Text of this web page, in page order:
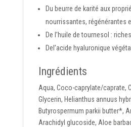
Du beurre de karité aux
nourrissantes, régénérantes
De l’huile de tournesol :
De l’acide hyaluronique végétal
Ingrédients
Aqua, Coco-caprylate/caprate,
Glycerin, Helianthus annuus
Butyrospermum parkii butter*,
Arachidyl glucoside, Aloe